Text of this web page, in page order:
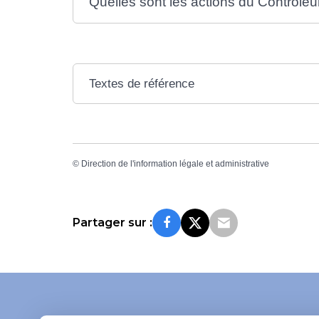
Textes de référence
© Direction de l'information légale et administrative
Partager sur :